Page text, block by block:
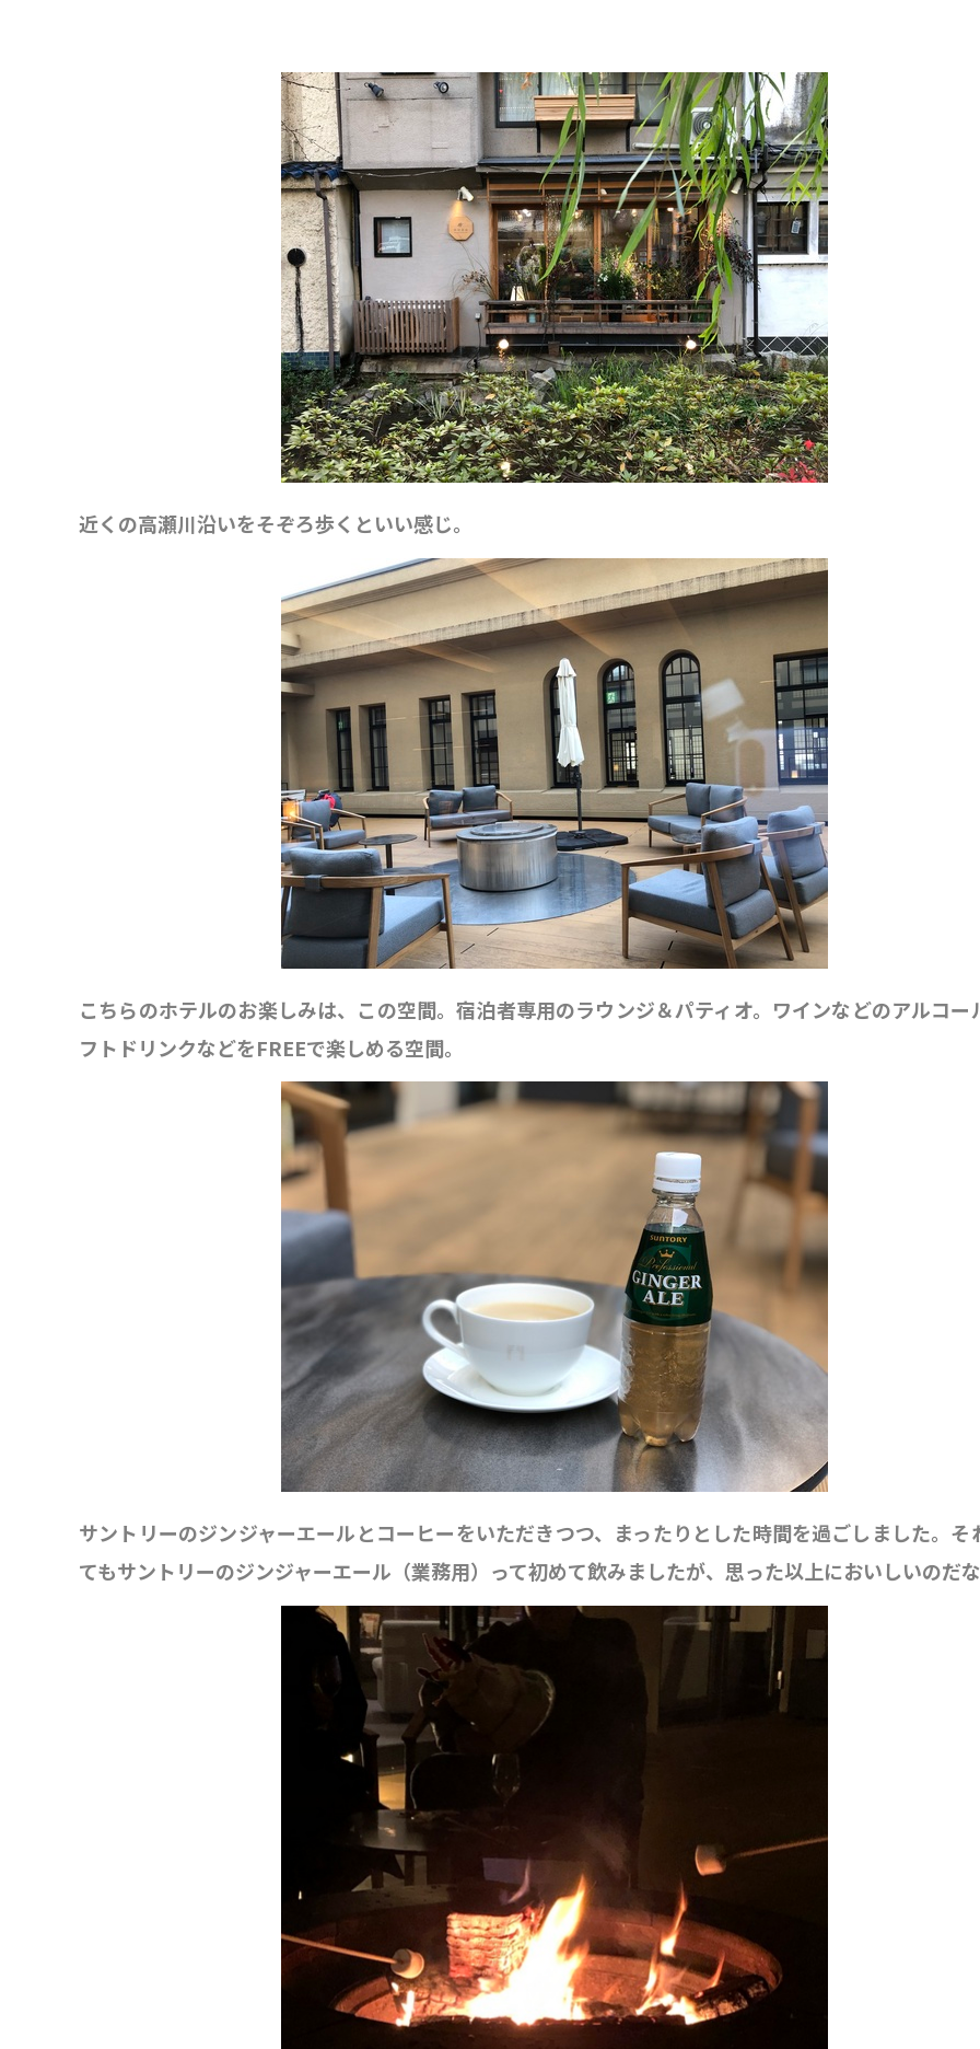
近くの高瀬川沿いをそぞろ歩くといい感じ。
こちらのホテルのお楽しみは、この空間。宿泊者専用のラウンジ＆パティオ。ワインなどのアルコー
フトドリンクなどをFREEで楽しめる空間。
サントリーのジンジャーエールとコーヒーをいただきつつ、まったりとした時間を過ごしました。そ
てもサントリーのジンジャーエール（業務用）って初めて飲みましたが、思った以上においしいのだ